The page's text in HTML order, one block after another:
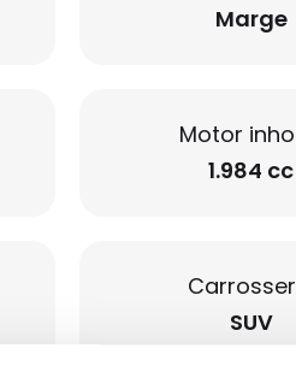
Marge
Motor
1.984 cc
SUV